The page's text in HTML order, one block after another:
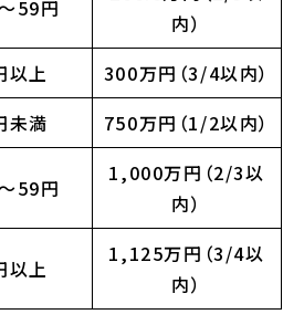
59円
内）
以上
300万円（3/4以内）
未満 750万円（1/2以内）
59円
1,000万円（2/3以
内）
以上
1,125万円（3/4以
内）